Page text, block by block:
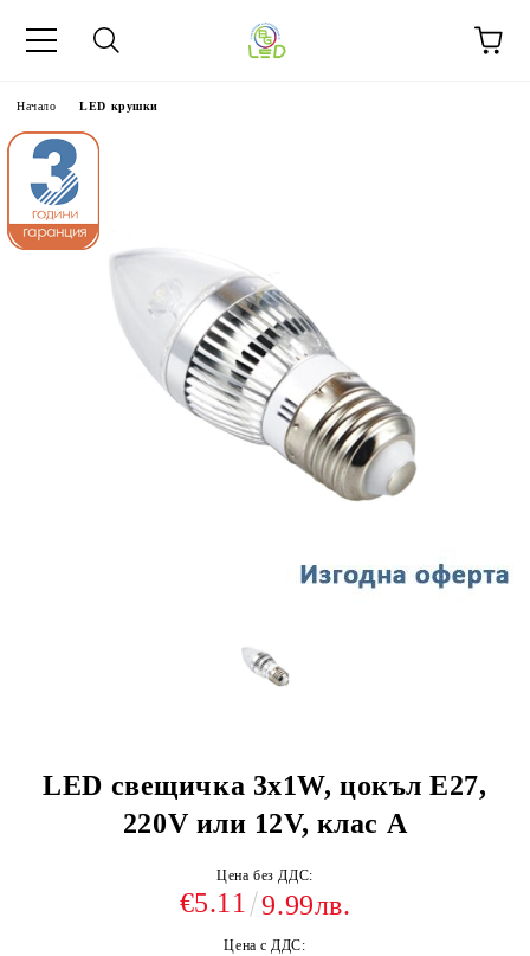
Начало LED крушки
LED свещичка 3х1W, цокъл E27,
220V или 12V, клас A
Цена без ДДС:
€5.11 9.99лв.
Цена с ДДС: